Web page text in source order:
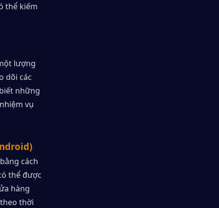
thể kiếm
lượng
dõi các
những
vụ
cách
thể được
hàng
thời